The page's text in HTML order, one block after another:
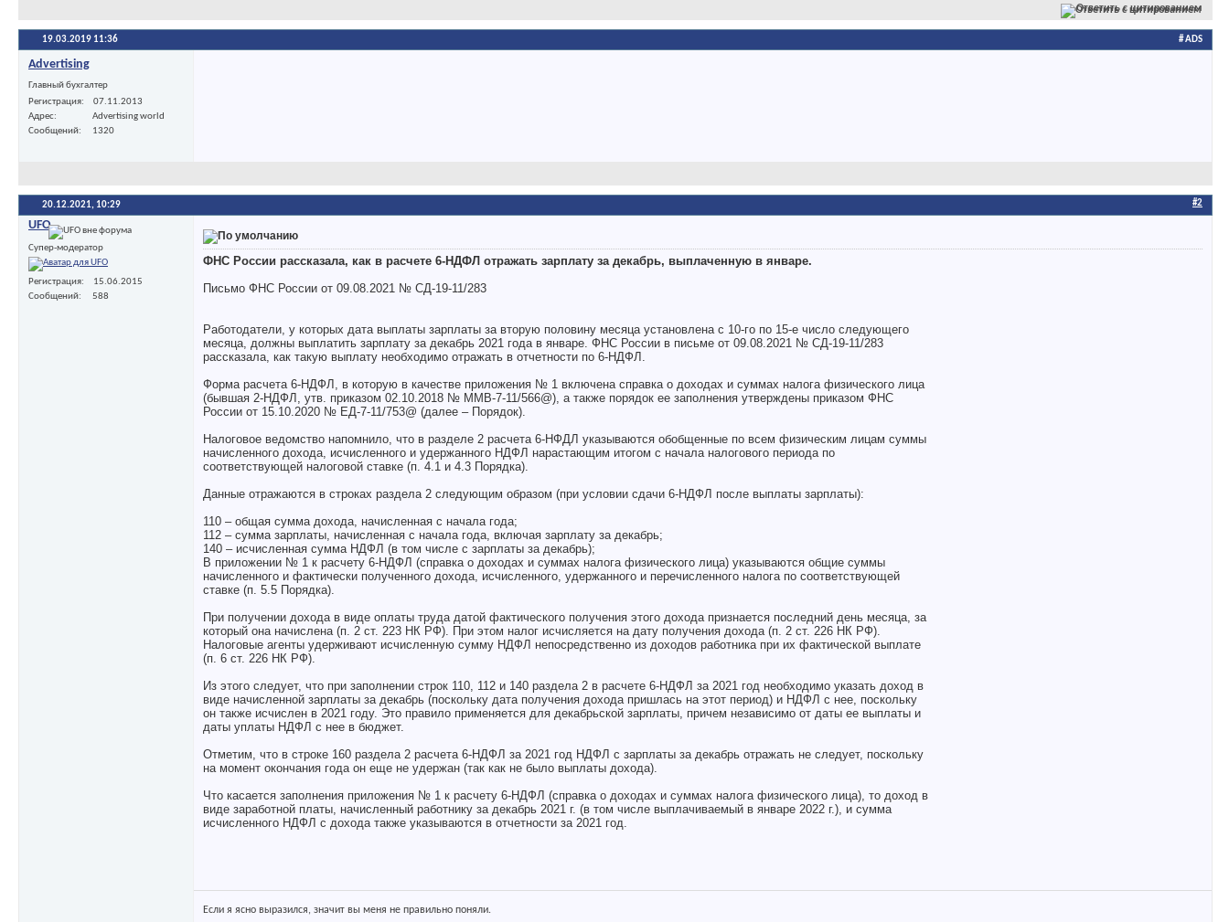
Ответить с цитированием
19.03.2019 11:36 # ADS
Advertising
Главный бухгалтер
Регистрация
07.11.2013
Адрес
Advertising world
Сообщений
1320
20.12.2021, 10:29 #2
UFO
Супер-модератор
Регистрация
15.06.2015
Сообщений
588
ФНС России рассказала, как в расчете 6-НДФЛ отражать зарплату за декабрь, выплаченную в январе.
Письмо ФНС России от 09.08.2021 № СД-19-11/283
Работодатели, у которых дата выплаты зарплаты за вторую половину месяца установлена с 10-го по 15-е число следующего
месяца, должны выплатить зарплату за декабрь 2021 года в январе. ФНС России в письме от 09.08.2021 № СД-19-11/283
рассказала, как такую выплату необходимо отражать в отчетности по 6-НДФЛ.
Форма расчета 6-НДФЛ, в которую в качестве приложения № 1 включена справка о доходах и суммах налога физического лица
(бывшая 2-НДФЛ, утв. приказом 02.10.2018 № ММВ-7-11/566@), а также порядок ее заполнения утверждены приказом ФНС
России от 15.10.2020 № ЕД-7-11/753@ (далее – Порядок).
Налоговое ведомство напомнило, что в разделе 2 расчета 6-НФДЛ указываются обобщенные по всем физическим лицам суммы
начисленного дохода, исчисленного и удержанного НДФЛ нарастающим итогом с начала налогового периода по
соответствующей налоговой ставке (п. 4.1 и 4.3 Порядка).
Данные отражаются в строках раздела 2 следующим образом (при условии сдачи 6-НДФЛ после выплаты зарплаты):
110 – общая сумма дохода, начисленная с начала года;
112 – сумма зарплаты, начисленная с начала года, включая зарплату за декабрь;
140 – исчисленная сумма НДФЛ (в том числе с зарплаты за декабрь);
В приложении № 1 к расчету 6-НДФЛ (справка о доходах и суммах налога физического лица) указываются общие суммы
начисленного и фактически полученного дохода, исчисленного, удержанного и перечисленного налога по соответствующей
ставке (п. 5.5 Порядка).
При получении дохода в виде оплаты труда датой фактического получения этого дохода признается последний день месяца, за
который она начислена (п. 2 ст. 223 НК РФ). При этом налог исчисляется на дату получения дохода (п. 2 ст. 226 НК РФ).
Налоговые агенты удерживают исчисленную сумму НДФЛ непосредственно из доходов работника при их фактической выплате
(п. 6 ст. 226 НК РФ).
Из этого следует, что при заполнении строк 110, 112 и 140 раздела 2 в расчете 6-НДФЛ за 2021 год необходимо указать доход в
виде начисленной зарплаты за декабрь (поскольку дата получения дохода пришлась на этот период) и НДФЛ с нее, поскольку
он также исчислен в 2021 году. Это правило применяется для декабрьской зарплаты, причем независимо от даты ее выплаты и
даты уплаты НДФЛ с нее в бюджет.
Отметим, что в строке 160 раздела 2 расчета 6-НДФЛ за 2021 год НДФЛ с зарплаты за декабрь отражать не следует, поскольку
на момент окончания года он еще не удержан (так как не было выплаты дохода).
Что касается заполнения приложения № 1 к расчету 6-НДФЛ (справка о доходах и суммах налога физического лица), то доход в
виде заработной платы, начисленный работнику за декабрь 2021 г. (в том числе выплачиваемый в январе 2022 г.), и сумма
исчисленного НДФЛ с дохода также указываются в отчетности за 2021 год.
Если я ясно выразился, значит вы меня не правильно поняли.